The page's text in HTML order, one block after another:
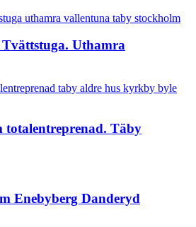
Uthamra
totalentreprenad. Täby
Enebyberg Danderyd